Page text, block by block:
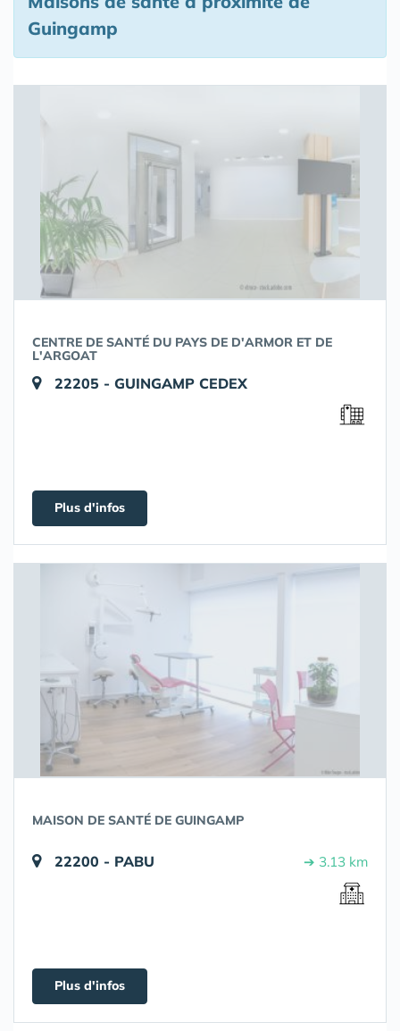
Guingamp
CENTRE DE SANTÉ DU PAYS DE D'ARMOR ET DE
L'ARGOAT
22205 - GUINGAMP CEDEX
Plus d'infos
MAISON DE SANTÉ DE GUINGAMP
22200 - PABU ➔ 3.13 km
Plus d'infos